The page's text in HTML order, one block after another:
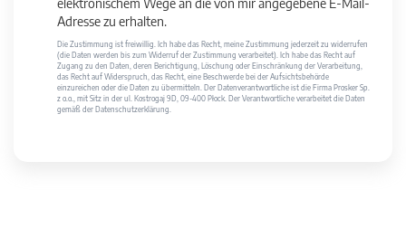
elektronischem Wege an die von mir angegebene E-Mail-
Adresse zu erhalten.
Die Zustimmung ist freiwillig. Ich habe das Recht, meine Zustimmung jederzeit zu widerrufen
(die Daten werden bis zum Widerruf der Zustimmung verarbeitet). Ich habe das Recht auf
Zugang zu den Daten, deren Berichtigung, Löschung oder Einschränkung der Verarbeitung,
das Recht auf Widerspruch, das Recht, eine Beschwerde bei der Aufsichtsbehörde
einzureichen oder die Daten zu übermitteln. Der Datenverantwortliche ist die Firma Prosker Sp.
z o.o., mit Sitz in der ul. Kostrogaj 9D, 09-400 Płock. Der Verantwortliche verarbeitet die Daten
gemäß der Datenschutzerklärung.